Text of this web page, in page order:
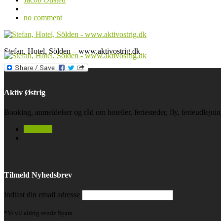
no comment
Stefan, Hotel, Sölden – www.aktivostrig.dk
Aktiv Østrig
Booking, anmeldelser og råd om hoteller, feriesteder, fly,
Tilmeld Nyhedsbrev
Indtast din email adresse
*Vi vil aldrig sende Spam